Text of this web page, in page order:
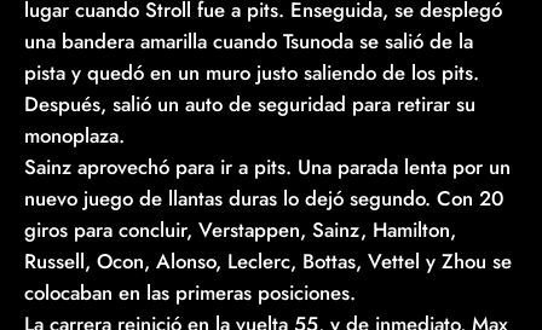
lugar cuando Stroll fue a pits. Enseguida, se desplegó
una bandera amarilla cuando Tsunoda se salió de la
pista y quedó en un muro justo saliendo de los pits.
Después, salió un auto de seguridad para retirar su
monoplaza.
Sainz aprovechó para ir a pits. Una parada lenta por un
nuevo juego de llantas duras lo dejó segundo. Con 20
giros para concluir, Verstappen, Sainz, Hamilton,
Russell, Ocon, Alonso, Leclerc, Bottas, Vettel y Zhou se
colocaban en las primeras posiciones.
La carrera reinició en la vuelta 55, y de inmediato, Max